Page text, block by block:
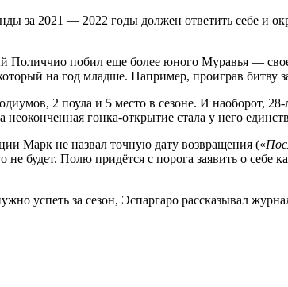
за 2021 — 2022 годы должен ответить себе и
Поличчио побил еще более юного Муравья —
на год младше. Например, проиграв битву
2 поула и 5 место в сезоне. И наоборот,
гонка-открытие стала у него
Марк не назвал точную дату возвращения («
не будет. Полю придётся с порога заявить о себе
успеть за сезон, Эспаргаро рассказывал